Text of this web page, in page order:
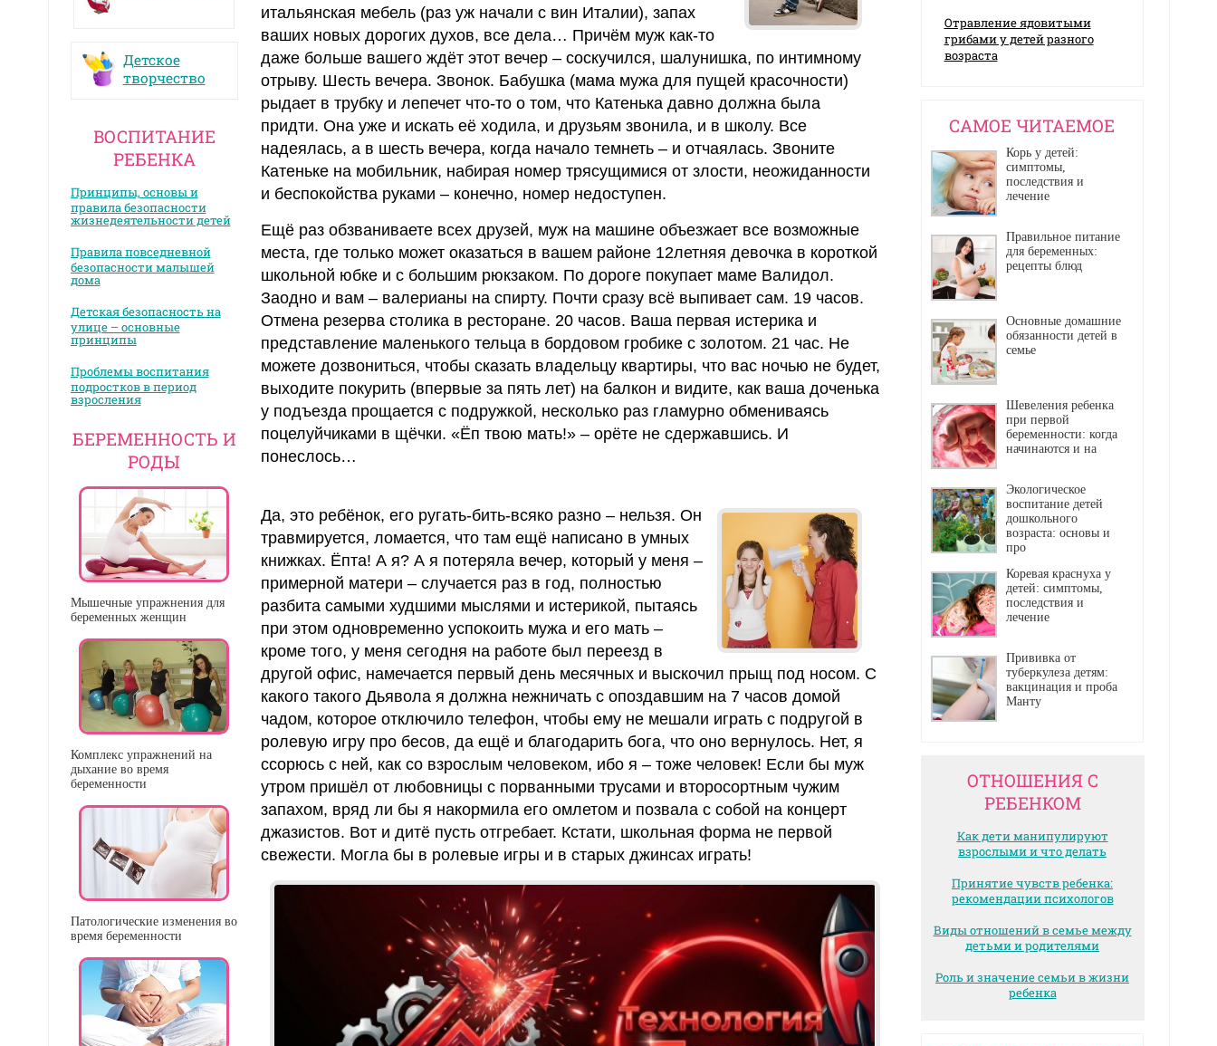
Детское
творчество
ВОСПИТАНИЕ
РЕБЕНКА
Принципы, основы и
правила безопасности
жизнедеятельности детей
Правила повседневной
безопасности малышей
дома
Детская безопасность на
улице – основные
принципы
Проблемы воспитания
подростков в период
взросления
БЕРЕМЕННОСТЬ И
РОДЫ
Мышечные упражнения для
беременных женщин
Комплекс упражнений на
дыхание во время
беременности
Патологические изменения во
время беременности
итальянская мебель (раз уж начали с вин Италии), запах
ваших новых дорогих духов, все дела… Причём муж как-то
даже больше вашего ждёт этот вечер – соскучился, шалунишка, по интимному
отрыву. Шесть вечера. Звонок. Бабушка (мама мужа для пущей красочности)
рыдает в трубку и лепечет что-то о том, что Катенька давно должна была
придти. Она уже и искать её ходила, и друзьям звонила, и в школу. Все
надеялась, а в шесть вечера, когда начало темнеть – и отчаялась. Звоните
Катеньке на мобильник, набирая номер трясущимися от злости, неожиданности
и беспокойства руками – конечно, номер недоступен.
Ещё раз обзваниваете всех друзей, муж на машине объезжает все возможные
места, где только может оказаться в вашем районе 12летняя девочка в короткой
школьной юбке и с большим рюкзаком. По дороге покупает маме Валидол.
Заодно и вам – валерианы на спирту. Почти сразу всё выпивает сам. 19 часов.
Отмена резерва столика в ресторане. 20 часов. Ваша первая истерика и
представление маленького тельца в бордовом гробике с золотом. 21 час. Не
можете дозвониться, чтобы сказать владельцу квартиры, что вас ночью не будет,
выходите покурить (впервые за пять лет) на балкон и видите, как ваша доченька
у подъезда прощается с подружкой, несколько раз гламурно обмениваясь
поцелуйчиками в щёчки. «Ёп твою мать!» – орёте не сдержавшись. И
понеслось…
Да, это ребёнок, его ругать-бить-всяко разно – нельзя. Он
травмируется, ломается, что там ещё написано в умных
книжках. Ёпта! А я? А я потеряла вечер, который у меня –
примерной матери – случается раз в год, полностью
разбита самыми худшими мыслями и истерикой, пытаясь
при этом одновременно успокоить мужа и его мать –
кроме того, у меня сегодня на работе был переезд в
другой офис, намечается первый день месячных и выскочил прыщ под носом. С
какого такого Дьявола я должна нежничать с опоздавшим на 7 часов домой
чадом, которое отключило телефон, чтобы ему не мешали играть с подругой в
ролевую игру про бесов, да ещё и благодарить бога, что оно вернулось. Нет, я
ссорюсь с ней, как со взрослым человеком, ибо я – тоже человек! Если бы муж
утром пришёл от любовницы с порванными трусами и второсортным чужим
запахом, вряд ли бы я накормила его омлетом и позвала с собой на концерт
джазистов. Вот и дитё пусть отгребает. Кстати, школьная форма не первой
свежести. Могла бы в ролевые игры и в старых джинсах играть!
Отравление ядовитыми
грибами у детей разного
возраста
CАМОЕ ЧИТАЕМОЕ
Корь у детей:
симптомы,
последствия и
лечение
Правильное питание
для беременных:
рецепты блюд
Основные домашние
обязанности детей в
семье
Шевеления ребенка
при первой
беременности: когда
начинаются и на
Экологическое
воспитание детей
дошкольного
возраста: основы и
про
Коревая краснуха у
детей: симптомы,
последствия и
лечение
Прививка от
туберкулеза детям:
вакцинация и проба
Манту
ОТНОШЕНИЯ С
РЕБЕНКОМ
Как дети манипулируют
взрослыми и что делать
Принятие чувств ребенка:
рекомендации психологов
Виды отношений в семье между
детьми и родителями
Роль и значение семьи в жизни
ребенка